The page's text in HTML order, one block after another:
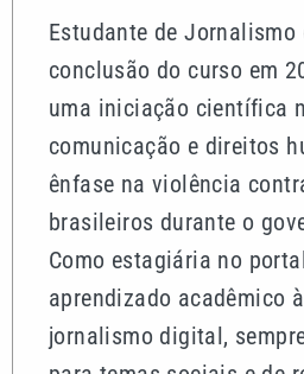
Estudante de Jornalismo
conclusão do curso em
uma iniciação científica
comunicação e direitos
ênfase na violência
brasileiros durante o
Como estagiária no
aprendizado acadêmico
jornalismo digital,